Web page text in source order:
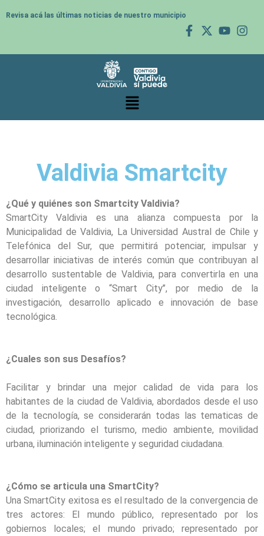
Revisa acá las últimas noticias de nuestro municipio
Valdivia Smartcity
¿Qué y quiénes son Smartcity Valdivia?
SmartCity Valdivia es una alianza compuesta por la
Municipalidad de Valdivia, La Universidad Austral de Chile y
Telefónica del Sur, que permitirá potenciar, impulsar y
desarrollar iniciativas de interés común que contribuyan al
desarrollo sustentable de Valdivia, para convertirla en una
ciudad inteligente o “Smart City’’, por medio de la
investigación, desarrollo aplicado e innovación de base
tecnológica.
¿Cuales son sus Desafíos?
Facilitar y brindar una mejor calidad de vida para los
habitantes de la ciudad de Valdivia, abordados desde el uso
de la tecnología, se considerarán todas las tematicas de
ciudad, priorizando el turismo, medio ambiente, movilidad
urbana, iluminación inteligente y seguridad ciudadana.
¿Cómo se articula una SmartCity?
Una SmartCity exitosa es el resultado de la convergencia de
tres actores: El mundo público, representado por los
gobiernos locales; el mundo privado; representado por